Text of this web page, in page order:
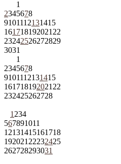
1
2345678
9101112131415
161718192021 22
23242526272829
3031
1
2345678
9101112131415
161718192021 22
232425262728
1 234
567891011
12131415161718
192021 22232425
262728293031